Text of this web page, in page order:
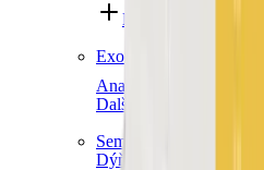
Další kategorie
Exotické ovoce
Ananas
Další kategorie
Semínka
Dýňová semínka